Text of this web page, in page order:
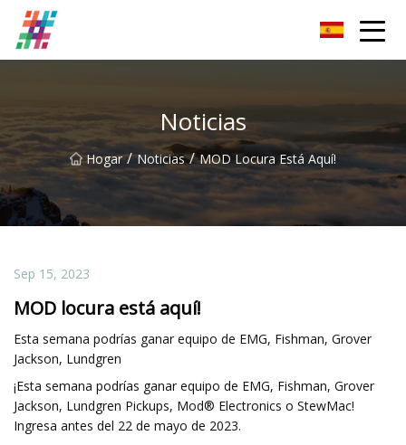
Noticias
Hogar / Noticias / MOD Locura Está Aquí!
Sep 15, 2023
MOD locura está aquí!
Esta semana podrías ganar equipo de EMG, Fishman, Grover
Jackson, Lundgren
¡Esta semana podrías ganar equipo de EMG, Fishman, Grover
Jackson, Lundgren Pickups, Mod® Electronics o StewMac!
Ingresa antes del 22 de mayo de 2023.